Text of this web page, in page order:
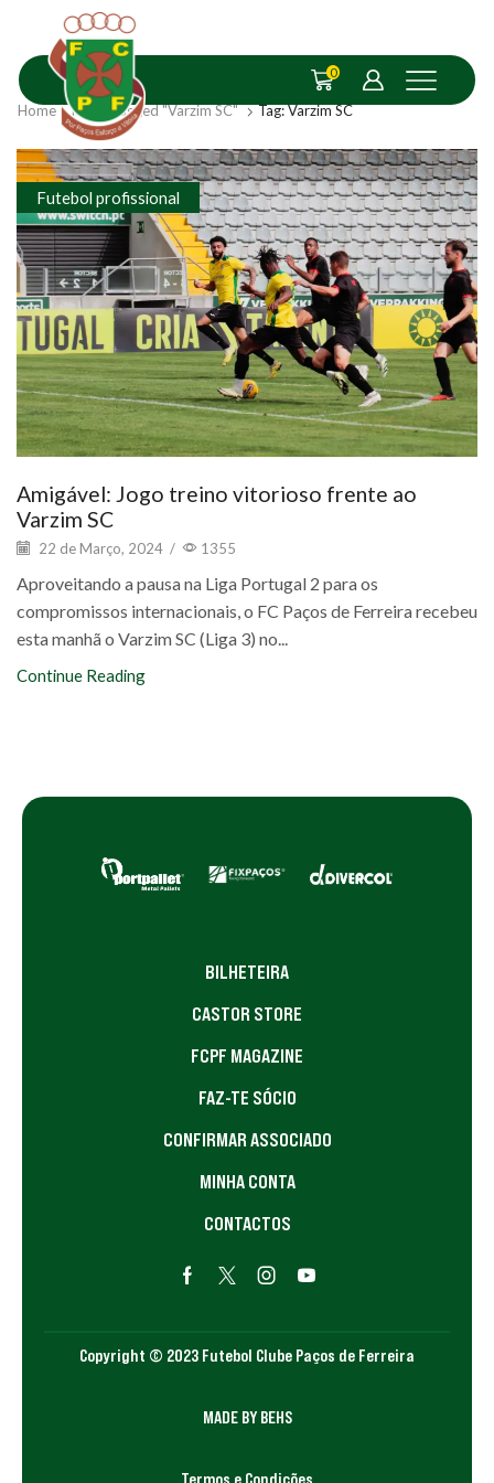
0
Home Posts Tagged "Varzim SC" Tag: Varzim SC
Futebol profissional
Amigável: Jogo treino vitorioso frente ao
Varzim SC
22 de Março, 2024 / 1355
Aproveitando a pausa na Liga Portugal 2 para os
compromissos internacionais, o FC Paços de Ferreira recebeu
esta manhã o Varzim SC (Liga 3) no...
Continue Reading
BILHETEIRA
CASTOR STORE
FCPF MAGAZINE
FAZ-TE SÓCIO
CONFIRMAR ASSOCIADO
MINHA CONTA
CONTACTOS
Copyright © 2023 Futebol Clube Paços de Ferreira
MADE BY BEHS
Termos e Condições